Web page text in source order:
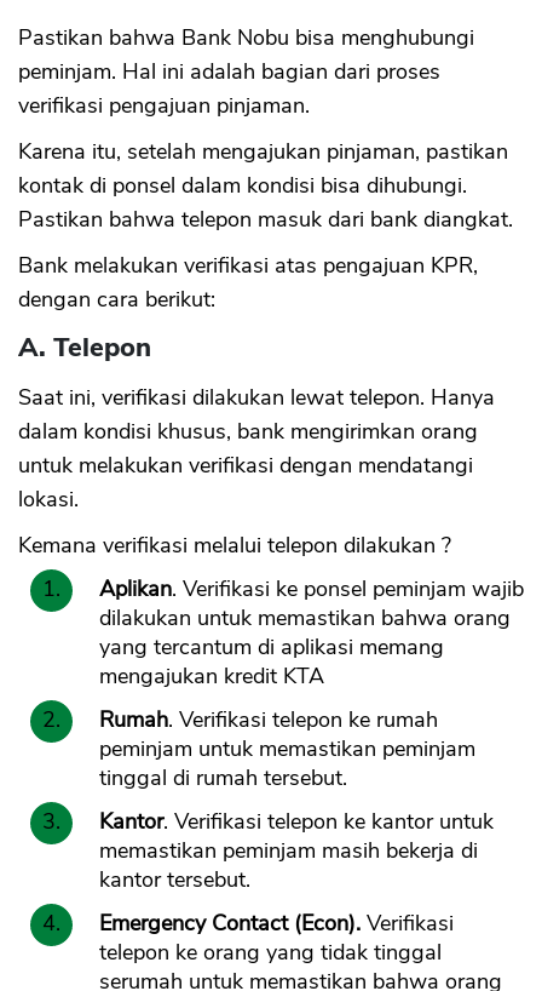
Pastikan bahwa Bank Nobu bisa menghubungi
peminjam. Hal ini adalah bagian dari proses
verifikasi pengajuan pinjaman.
Karena itu, setelah mengajukan pinjaman, pastikan
kontak di ponsel dalam kondisi bisa dihubungi.
Pastikan bahwa telepon masuk dari bank diangkat.
Bank melakukan verifikasi atas pengajuan KPR,
dengan cara berikut:
A. Telepon
Saat ini, verifikasi dilakukan lewat telepon. Hanya
dalam kondisi khusus, bank mengirimkan orang
untuk melakukan verifikasi dengan mendatangi
lokasi.
Kemana verifikasi melalui telepon dilakukan ?
Aplikan. Verifikasi ke ponsel peminjam wajib
dilakukan untuk memastikan bahwa orang
yang tercantum di aplikasi memang
mengajukan kredit KTA
Rumah. Verifikasi telepon ke rumah
peminjam untuk memastikan peminjam
tinggal di rumah tersebut.
Kantor. Verifikasi telepon ke kantor untuk
memastikan peminjam masih bekerja di
kantor tersebut.
Emergency Contact (Econ). Verifikasi
telepon ke orang yang tidak tinggal
serumah untuk memastikan bahwa orang